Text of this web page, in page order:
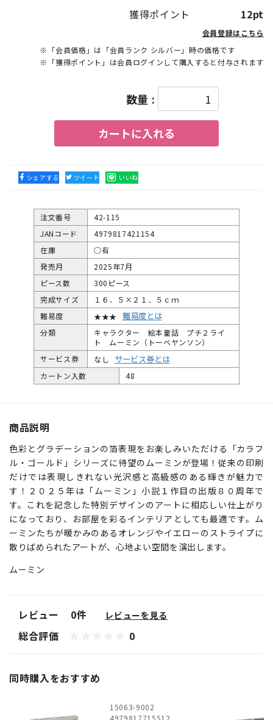
獲得ポイント
12pt
会員登録はこちら
※「会員価格」は「会員ランク シルバー」時の価格です
※「獲得ポイント」は会員ログインして購入すると付与されます
数量 :
カートに入れる
シェアする ツイート いいね
注文番号
42-115
JANコード
4979817421154
在庫
○有
発売月
2025年7月
ピース数
300ピース
完成サイズ
１６．５×２１．５ｃｍ
難易度
★★★ 難易度とは
分類
キャラクター 絵本童話 プチ２ライ
ト ムーミン（トーベヤンソン）
サービス券
なし サービス券とは
カートン入数 48
商品説明
色彩とグラデーションの箔表現をお楽しみいただける「カラフ
ル・ゴールド」シリーズに待望のムーミンが登場！従来の印刷
だけでは表現しきれない光沢感と高級感のある輝きが魅力で
す！２０２５年は「ムーミン」小説１作目の出版８０周年で
す。これを記念した特別デザインのアートに相応しい仕上がり
になっており、お部屋を彩るインテリアとしても最適です。ム
ーミンたちが暖かみのあるオレンジやイエローのストライプに
散りばめられたアートが、心地よい空間を演出します。
ムーミン
レビュー 0件 レビューを見る
総合評価 0
同時購入をおすすめ
15063-9002
4979817715512